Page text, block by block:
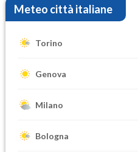
Meteo città italiane
Torino
Genova
Milano
Bologna